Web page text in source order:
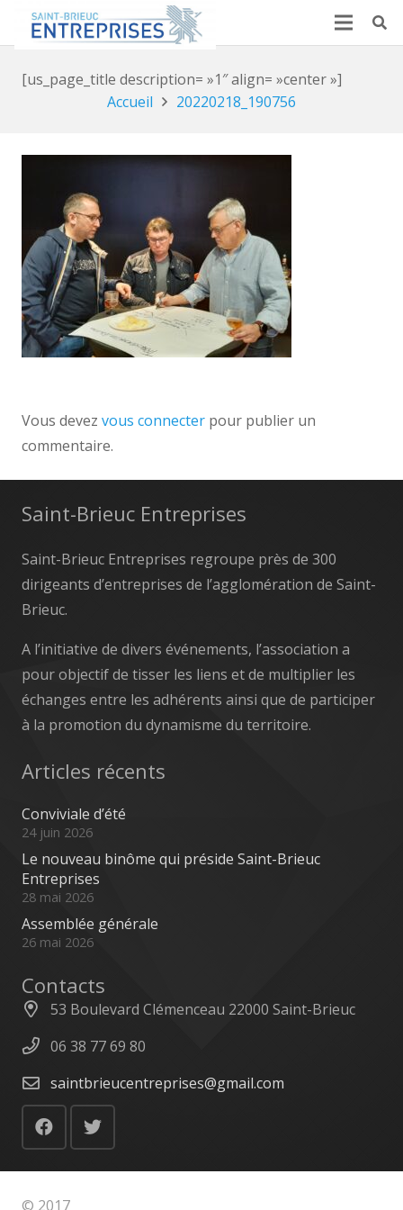
[us_page_title description= »1″ align= »center »]
Accueil
20220218_190756
Vous devez vous connecter pour publier un
commentaire.
Saint-Brieuc Entreprises
Saint-Brieuc Entreprises regroupe près de 300
dirigeants d’entreprises de l’agglomération de Saint-
Brieuc.
A l’initiative de divers événements, l’association a
pour objectif de tisser les liens et de multiplier les
échanges entre les adhérents ainsi que de participer
à la promotion du dynamisme du territoire.
Articles récents
Conviviale d’été
24 juin 2026
Le nouveau binôme qui préside Saint-Brieuc
Entreprises
28 mai 2026
Assemblée générale
26 mai 2026
Contacts
53 Boulevard Clémenceau 22000 Saint-Brieuc
06 38 77 69 80
saintbrieucentreprises@gmail.com
© 2017